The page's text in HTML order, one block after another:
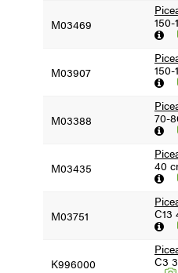
M03469
150-
M03907
150-
M03388
70-
M03435
40
M03751
C13
K996000
C3